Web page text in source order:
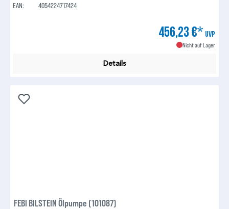
EAN:
4054224717424
456,23 €* UVP
Nicht auf Lager
Details
FEBI BILSTEIN Ölpumpe (101087)